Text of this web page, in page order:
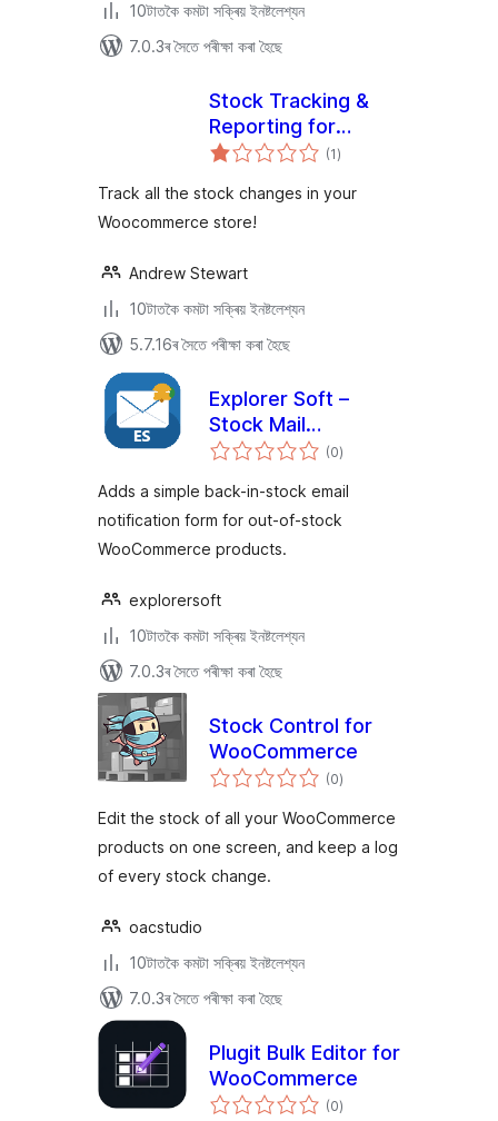
10টাতকৈ কমটা সক্ৰিয় ইনষ্টলেশ্যন
7.0.3ৰ সৈতে পৰীক্ষা কৰা হৈছে
Stock Tracking &
Reporting for
Woocommerce
(1টা
মুঠ)
Track all the stock changes in your
Woocommerce store!
Andrew Stewart
10টাতকৈ কমটা সক্ৰিয় ইনষ্টলেশ্যন
5.7.16ৰ সৈতে পৰীক্ষা কৰা হৈছে
Explorer Soft –
Stock Mail
Notification (0টা
মুঠ)
Adds a simple back-in-stock email
notification form for out-of-stock
WooCommerce products.
explorersoft
10টাতকৈ কমটা সক্ৰিয় ইনষ্টলেশ্যন
7.0.3ৰ সৈতে পৰীক্ষা কৰা হৈছে
Stock Control for
WooCommerce
(0টা
মুঠ)
Edit the stock of all your WooCommerce
products on one screen, and keep a log
of every stock change.
oacstudio
10টাতকৈ কমটা সক্ৰিয় ইনষ্টলেশ্যন
7.0.3ৰ সৈতে পৰীক্ষা কৰা হৈছে
Plugit Bulk Editor for
WooCommerce
(0টা
মুঠ)